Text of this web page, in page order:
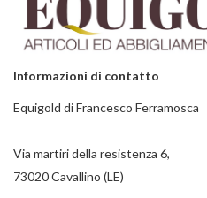
Informazioni di contatto
Equigold di Francesco Ferramosca
Via martiri della resistenza 6,
73020 Cavallino (LE)